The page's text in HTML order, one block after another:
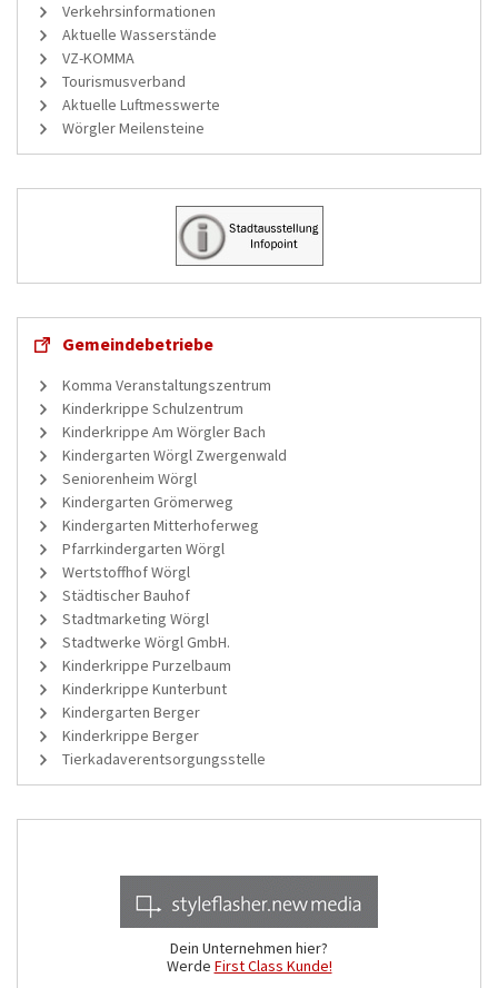
Verkehrsinformationen
Aktuelle Wasserstände
VZ-KOMMA
Tourismusverband
Aktuelle Luftmesswerte
Wörgler Meilensteine
Gemeindebetriebe
Komma Veranstaltungszentrum
Kinderkrippe Schulzentrum
Kinderkrippe Am Wörgler Bach
Kindergarten Wörgl Zwergenwald
Seniorenheim Wörgl
Kindergarten Grömerweg
Kindergarten Mitterhoferweg
Pfarrkindergarten Wörgl
Wertstoffhof Wörgl
Städtischer Bauhof
Stadtmarketing Wörgl
Stadtwerke Wörgl GmbH.
Kinderkrippe Purzelbaum
Kinderkrippe Kunterbunt
Kindergarten Berger
Kinderkrippe Berger
Tierkadaverentsorgungsstelle
Dein Unternehmen hier?
Werde First Class Kunde!